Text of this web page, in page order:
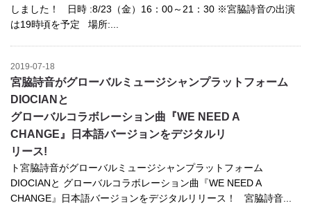
しました！ 日時 :8/23（金）16：00～21：30 ※宮脇詩音の出演
は19時頃を予定 場所:...
2019-07-18
宮脇詩音がグローバルミュージシャンプラットフォーム
DIOCIANと
グローバルコラボレーション曲『WE NEED A
CHANGE』日本語バージョンをデジタルリ
リース!
ト宮脇詩音がグローバルミュージシャンプラットフォーム
DIOCIANと グローバルコラボレーション曲『WE NEED A
CHANGE』日本語バージョンをデジタルリリース！ 宮脇詩音...